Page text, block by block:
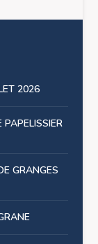
2026
GRANGES